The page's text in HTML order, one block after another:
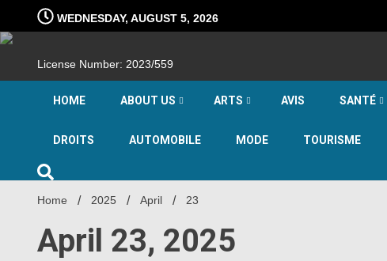
content
WEDNESDAY, AUGUST 5, 2026
License Number: 2023/559
HOME ABOUT US ARTS AVIS SANTÉ
DROITS AUTOMOBILE MODE TOURISME
Home 2025 April 23
April 23, 2025